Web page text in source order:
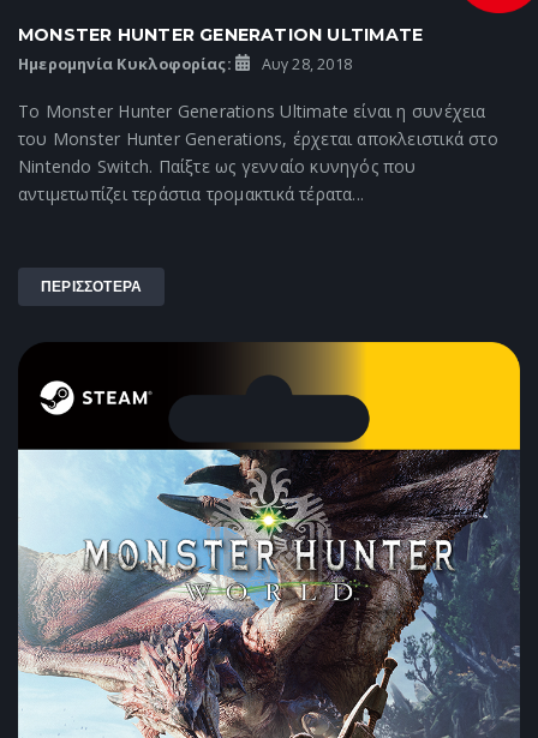
MONSTER HUNTER GENERATION ULTIMATE
Ημερομηνία Κυκλοφορίας: Αυγ 28, 2018
Το Monster Hunter Generations Ultimate είναι η συνέχεια
του Monster Hunter Generations, έρχεται αποκλειστικά στο
Nintendo Switch. Παίξτε ως γενναίο κυνηγός που
αντιμετωπίζει τεράστια τρομακτικά τέρατα...
ΠΕΡΙΣΣΟΤΕΡΑ